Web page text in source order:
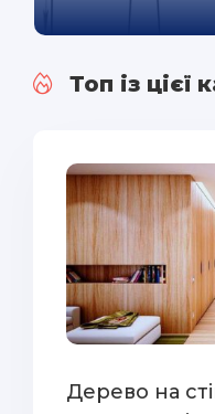
Топ із цієї
Дерево на